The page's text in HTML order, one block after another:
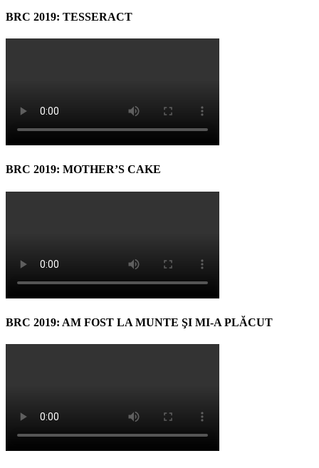
BRC 2019: TESSERACT
BRC 2019: MOTHER’S CAKE
BRC 2019: AM FOST LA MUNTE ŞI MI-A PLĂCUT